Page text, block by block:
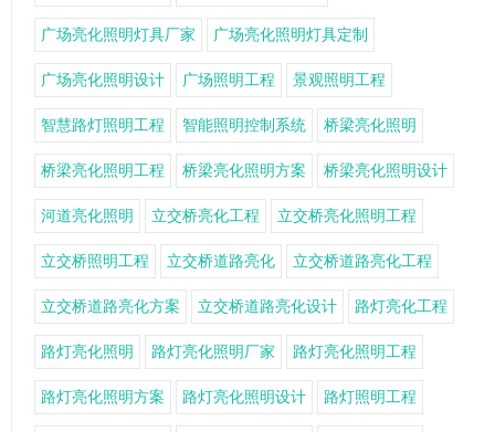
广场亮化照明灯具厂家 广场亮化照明灯具定制
广场亮化照明设计 广场照明工程 景观照明工程
智慧路灯照明工程 智能照明控制系统 桥梁亮化照明
桥梁亮化照明工程 桥梁亮化照明方案 桥梁亮化照明设计
河道亮化照明 立交桥亮化工程 立交桥亮化照明工程
立交桥照明工程 立交桥道路亮化 立交桥道路亮化工程
立交桥道路亮化方案 立交桥道路亮化设计 路灯亮化工程
路灯亮化照明 路灯亮化照明厂家 路灯亮化照明工程
路灯亮化照明方案 路灯亮化照明设计 路灯照明工程